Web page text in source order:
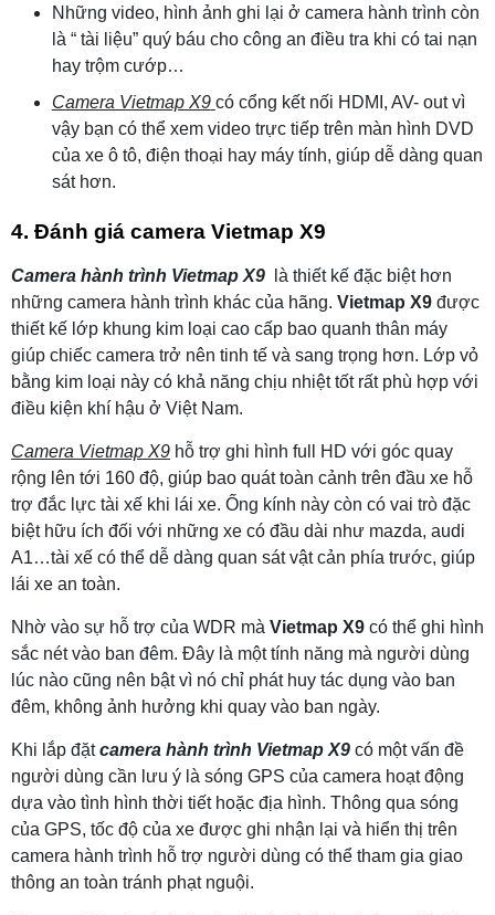
Những video, hình ảnh ghi lại ở camera hành trình còn
là “ tài liệu” quý báu cho công an điều tra khi có tai nạn
hay trộm cướp…
Camera Vietmap X9 có cổng kết nối HDMI, AV- out vì
vậy bạn có thể xem video trực tiếp trên màn hình DVD
của xe ô tô, điện thoại hay máy tính, giúp dễ dàng quan
sát hơn.
4. Đánh giá camera Vietmap X9
Camera hành trình Vietmap X9
là thiết kế đặc biệt hơn
những camera hành trình khác của hãng. Vietmap X9 được
thiết kế lớp khung kim loại cao cấp bao quanh thân máy
giúp chiếc camera trở nên tinh tế và sang trọng hơn. Lớp vỏ
bằng kim loại này có khả năng chịu nhiệt tốt rất phù hợp với
điều kiện khí hậu ở Việt Nam.
Camera Vietmap X9 hỗ trợ ghi hình full HD với góc quay
rộng lên tới 160 độ, giúp bao quát toàn cảnh trên đầu xe hỗ
trợ đắc lực tài xế khi lái xe. Ống kính này còn có vai trò đặc
biệt hữu ích đối với những xe có đầu dài như mazda, audi
A1…tài xế có thể dễ dàng quan sát vật cản phía trước, giúp
lái xe an toàn.
Nhờ vào sự hỗ trợ của WDR mà Vietmap X9 có thể ghi hình
sắc nét vào ban đêm. Đây là một tính năng mà người dùng
lúc nào cũng nên bật vì nó chỉ phát huy tác dụng vào ban
đêm, không ảnh hưởng khi quay vào ban ngày.
Khi lắp đặtcamera hành trình Vietmap X9 có một vấn đề
người dùng cần lưu ý là sóng GPS của camera hoạt động
dựa vào tình hình thời tiết hoặc địa hình. Thông qua sóng
của GPS, tốc độ của xe được ghi nhận lại và hiển thị trên
camera hành trình hỗ trợ người dùng có thể tham gia giao
thông an toàn tránh phạt nguội.